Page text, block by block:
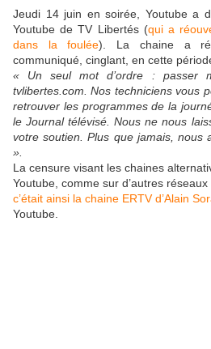
Jeudi 14 juin en soirée, Youtube a
Youtube de TV Libertés (qui a
dans la foulée). La chaine a
communiqué, cinglant, en cette
« Un seul mot d’ordre : passer
tvlibertes.com. Nos techniciens vous
retrouver les programmes de la
le Journal télévisé. Nous ne nous
votre soutien. Plus que jamais, nous
».
La censure visant les chaines
Youtube, comme sur d’autres
c’était ainsi la chaine ERTV d’Alain
Youtube.